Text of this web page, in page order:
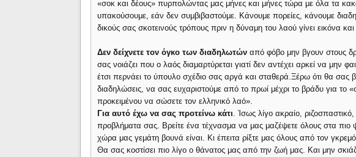
«σοκ και δέους» πυρπολώντας μας μήνες και μήνες τώρα με όλα τα
υπακούσουμε, εάν δεν συμβιβαστούμε. Κάνουμε πορείες, κάνουμε
δικούς σας σκοτεινούς τρόπους πριν η δύναμη του λαού γίνει εικόνα και
Δεν δείχνετε τον όγκο των διαδηλωτώναπό φόβο μην βγουν στους
σας νοιάζει που ο λαός διαμαρτύρεται γιατί δεν αντέχει αρκεί να μην
έτσι περνάει το ύπουλο σχέδιο σας αργά και σταθερά.Ξέρω ότι θα σας
διαδηλώσεις, να σας ευχαριστούμε από το πρωί μέχρι το βράδυ για το
προκειμένου να σώσετε τον ελληνικό λαό».
Για αυτό έχω να σας προτείνω κάτι. Ίσως λίγο ακραίο,
προβλήματα σας. Βρείτε ένα τέχνασμα να μας μαζέψετε όλους στα
χώρα μας γεμάτη βουνά είναι. Κι έπειτα ρίξτε μας όλους από τον
Θα σας κοστίσει πιο λίγο ο θάνατος μας από την ζωή μας. Και μην